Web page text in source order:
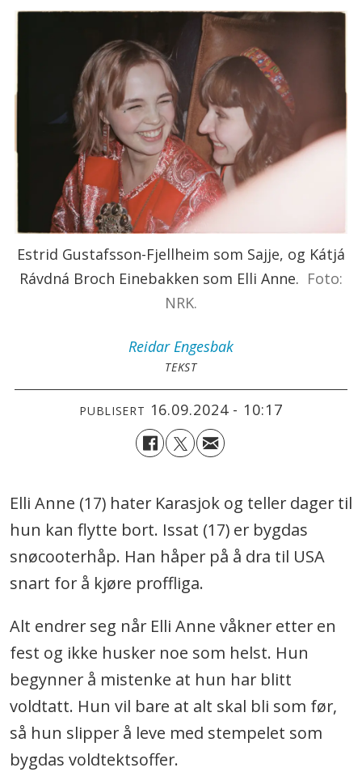
Estrid Gustafsson-Fjellheim som Sajje, og Kátjá
Rávdná Broch Einebakken som Elli Anne. Foto:
NRK.
Reidar Engesbak
TEKST
PUBLISERT 16.09.2024 - 10:17
Elli Anne (17) hater Karasjok og teller dager til
hun kan flytte bort. Issat (17) er bygdas
snøcooterhåp. Han håper på å dra til USA
snart for å kjøre proffliga.
Alt endrer seg når Elli Anne våkner etter en
fest og ikke husker noe som helst. Hun
begynner å mistenke at hun har blitt
voldtatt. Hun vil bare at alt skal bli som før,
så hun slipper å leve med stempelet som
bygdas voldtektsoffer.